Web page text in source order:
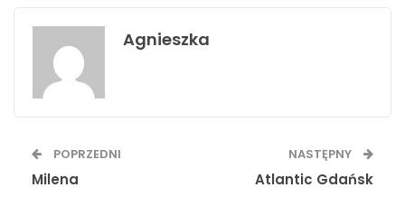
Agnieszka
POPRZEDNI
Milena
NASTĘPNY
Atlantic Gdańsk